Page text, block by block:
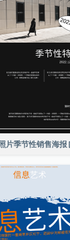
片季节性销售海报